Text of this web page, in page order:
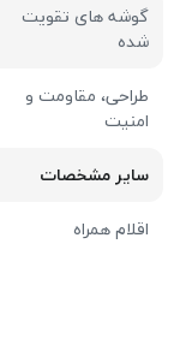
گوشه های تقویت
شده
طراحی، مقاومت و
امنیت
سایر مشخصات
اقلام همراه